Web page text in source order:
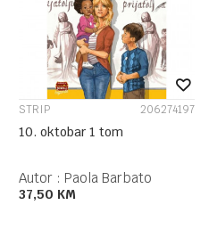
STRIP 206274197
10. oktobar 1 tom
Autor : Paola Barbato
37,50 KM